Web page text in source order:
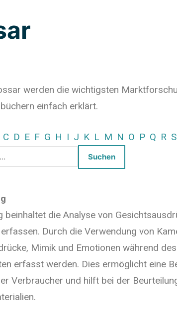
werden die wichtigsten
einfach erklärt.
C D E F G H I J K L M N O P Q R S
beinhaltet die Analyse von
Durch die Verwendung von
Mimik und Emotionen während
erfasst werden. Dies ermöglicht eine
Verbraucher und hilft bei der